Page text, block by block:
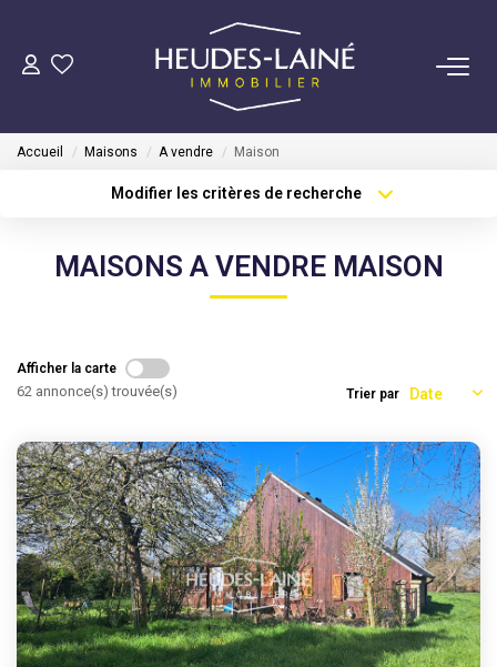
VENDRE
COPROPRIÉTÉS
AGENCES
CONTACT
Accueil Maisons A vendre Maison
Modifier les critères de recherche
Type de bien
Créer une alerte
MAISONS A VENDRE MAISON
Afficher la carte
62 annonce(s) trouvée(s) Trier par